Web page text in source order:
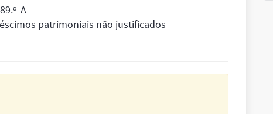
A
patrimoniais não justificados